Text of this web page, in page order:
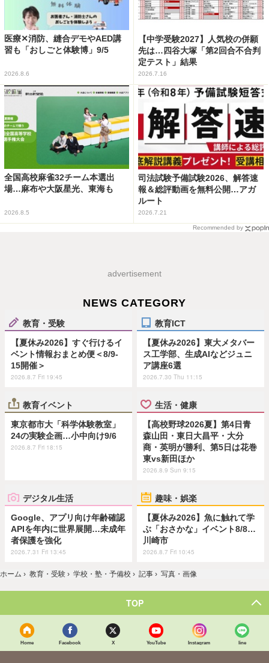
医療✕消防、縫合デモやAED講
習も「おしごと体験博」9/5
2026.8.6
【中学受験2027】人気校の併願
先は…四谷大塚「第2回合不合判
定テスト」結果
2026.7.16
全国高校麻雀32チーム本選出
場…麻布や大阪星光、東海も
2026.8.5
司法試験予備試験2026、解答速
報＆総評動画を無料公開…アガ
ルート
2026.7.21
Recommended by
advertisement
NEWS CATEGORY
教育・受験
【夏休み2026】すぐ行けるイ
ベント情報おまとめ便＜8/9-
15開催＞
2026.8.7 Fri 19:45
教育ICT
【夏休み2026】東大メタバー
ス工学部、生成AIなどジュニ
ア講座6選
2026.7.30 Thu 11:15
教育イベント
東京都市大「科学体験教室」
24の実験企画…小中向け9/6
2026.8.7 Fri 18:15
生活・健康
【高校野球2026夏】第4日青
森山田・東日大昌平・大分
商・英明が勝利、第5日は花巻
東vs新田ほか
2026.8.9 Sun 9:15
デジタル生活
Google、アプリ向け年齢確認
APIを年内に世界展開…未成年
者保護を強化
2026.7.31 Fri 13:45
趣味・娯楽
【夏休み2026】魚に触れて学
ぶ「おさかな」イベント8/8…
川崎市
2026.8.7 Fri 10:45
ホーム › 教育・受験 › 学校・塾・予備校 › 記事 › 写真・画像
TOP
Home Facebook X YouTube Instagram line